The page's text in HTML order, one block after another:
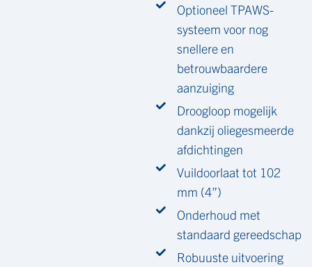
Optioneel TPAWS-
systeem voor nog
snellere en
betrouwbaardere
aanzuiging
Droogloop mogelijk
dankzij oliegesmeerde
afdichtingen
Vuildoorlaat tot 102
mm (4”)
Onderhoud met
standaard gereedschap
Robuuste uitvoering